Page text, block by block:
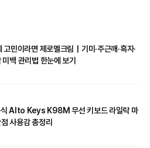
고민이라면 제로멜크림｜기미·주근깨·흑자·
백 관리법 한눈에 보기
식 Alto Keys K98M 무선 키보드 라일락 마
사용감 총정리